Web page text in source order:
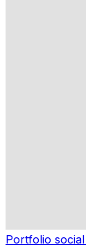
Portfolio